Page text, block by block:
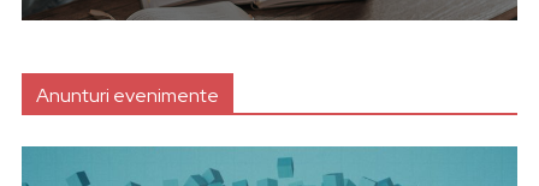
Anunturi evenimente